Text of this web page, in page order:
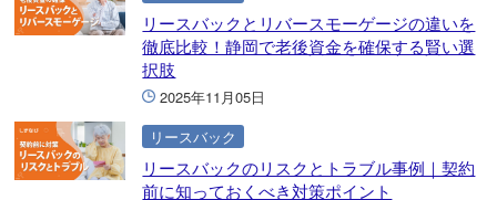
リースバックとリバースモーゲージの違いを
徹底比較！静岡で老後資金を確保する賢い選
択肢
2025年11月05日
リースバック
リースバックのリスクとトラブル事例｜契約
前に知っておくべき対策ポイント